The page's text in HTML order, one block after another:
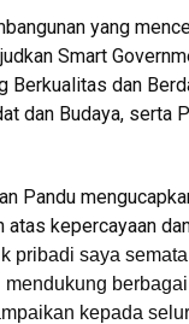
yang
Smart
Berkualitas dan
dan Budaya, serta
Pandu
kepercayaan
pribadi saya
kepada